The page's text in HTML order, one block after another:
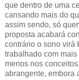
que dentro de uma
cansando mais do
assim sendo, só
proposta acabará
contrário o sono virá
trabalhado com
menos nos
abrangente, embora